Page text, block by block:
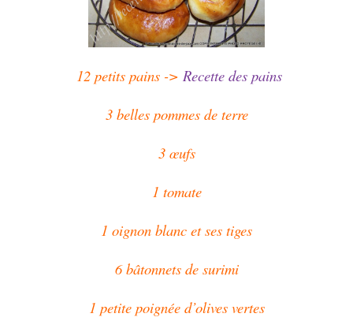
12 petits pains -> Recette des pains
3 belles pommes de terre
3 œufs
1 tomate
1 oignon blanc et ses tiges
6 bâtonnets de surimi
1 petite poignée d’olives vertes